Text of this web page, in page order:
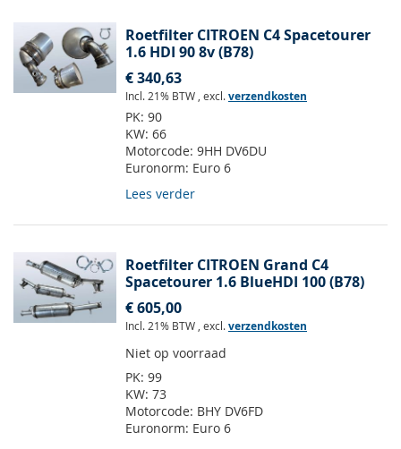
Roetfilter CITROEN C4 Spacetourer
1.6 HDI 90 8v (B78)
€ 340,63
Incl. 21% BTW , excl.verzendkosten
PK: 90
KW: 66
Motorcode: 9HH DV6DU
Euronorm: Euro 6
Lees verder
Roetfilter CITROEN Grand C4
Spacetourer 1.6 BlueHDI 100 (B78)
€ 605,00
Incl. 21% BTW , excl.verzendkosten
Niet op voorraad
PK: 99
KW: 73
Motorcode: BHY DV6FD
Euronorm: Euro 6